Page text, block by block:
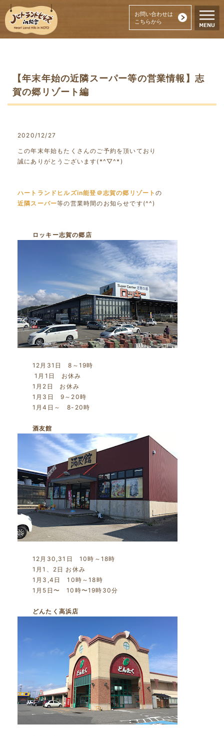
お問い合わせは
こちらから
【年末年始の近隣スーパー等の営業情報】志
賀の郷リゾート編
2020/12/27
この年末年始もたくさんのご予約を頂いており
誠にありがとうございます(*^▽^*)
ハートランドヒルズin能登＠志賀の郷リゾートの
近隣スーパー等の営業時間のお知らせです(^^)
ロッキー志賀の郷店
12月31日 8～19時
1月1日 お休み
1月2日 お休み
1月3日 9～20時
1月4日～ 8-20時
酒友館
12月30,31日 10時～18時
1月1、2日 お休み
1月3,4日 10時～18時
1月5日〜 10時〜19時30分
どんたく高浜店